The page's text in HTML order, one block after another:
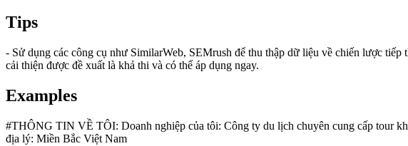
Tips
- Sử dụng các công cụ như SimilarWeb, SEMrush để thu thập dữ liệu về chiến lược
cải thiện được đề xuất là khả thi và có thể áp dụng ngay.
Examples
#THÔNG TIN VỀ TÔI: Doanh nghiệp của tôi: Công ty du lịch chuyên cung cấp tour
địa lý: Miền Bắc Việt Nam